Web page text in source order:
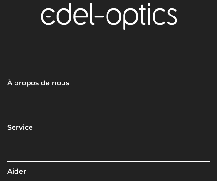
À propos de nous
Service
Aider